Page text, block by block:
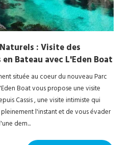
: Visite des
Bateau avec L'Eden Boat
située au coeur du nouveau Parc
Boat vous propose une visite
Cassis , une visite intimiste qui
l'instant et de vous évader
dem...